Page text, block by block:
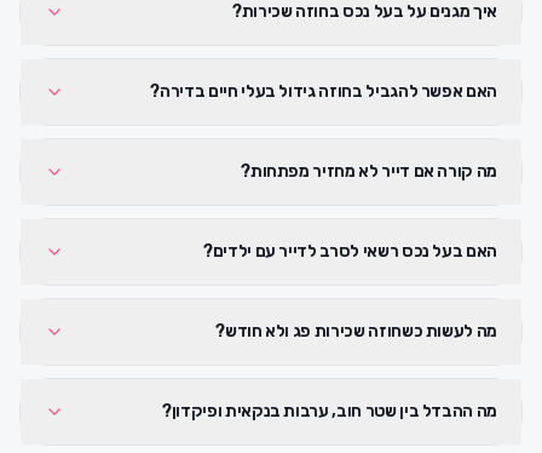
איך מגנים על בעל נכס בחוזה שכירות?
האם אפשר להגביל בחוזה גידול בעלי חיים בדירה?
מה קורה אם דייר לא מחזיר מפתחות?
האם בעל נכס רשאי לסרב לדייר עם ילדים?
מה לעשות כשחוזה שכירות פג ולא חודש?
מה ההבדל בין שטר חוב, ערבות בנקאית ופיקדון?